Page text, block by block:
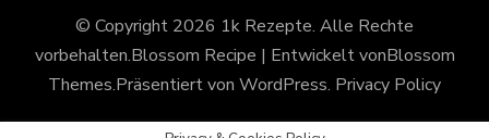
© Copyright 2026 1k Rezepte. Alle Rechte
vorbehalten.Blossom Recipe | Entwickelt vonBlossom
Themes.Präsentiert von WordPress. Privacy Policy